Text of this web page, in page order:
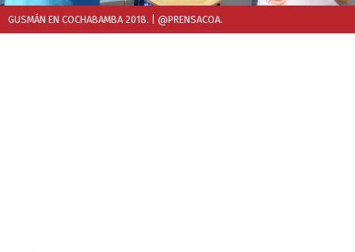
GUSMÁN EN COCHABAMBA 2018. | @PRENSACOA.